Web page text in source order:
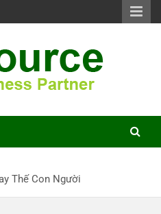
Thế Con Người